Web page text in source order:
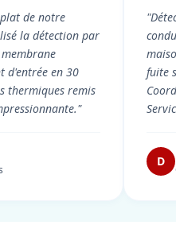
de notre
la détection par
d'entrée en 30
thermiques remis
fuite
D